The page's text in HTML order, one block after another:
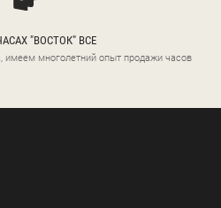
"ВОСТОК" ВСЕ
имеем многолетний опыт продажи часов